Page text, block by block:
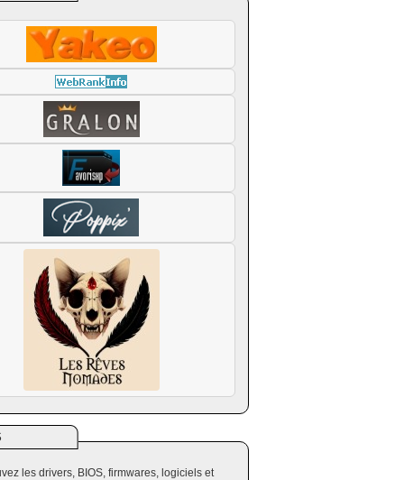
les drivers, BIOS, firmwares, logiciels et